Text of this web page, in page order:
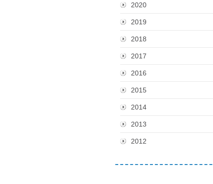
2020
2019
2018
2017
2016
2015
2014
2013
2012